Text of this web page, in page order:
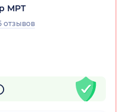
МРТ
отзывов